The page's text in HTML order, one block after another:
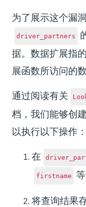
为了展示这个漏
driver_partners
据。数据扩展指
展函数所访问的
通过阅读有关
档，我们能够创
以执行以下操作：
在
firstname
将查询结果